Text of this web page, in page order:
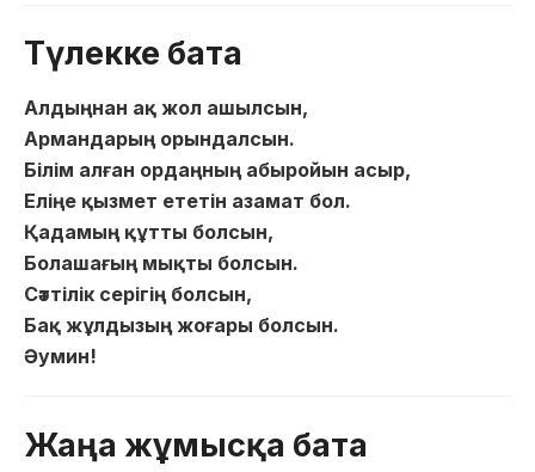
Түлекке бата
Алдыңнан ақ жол ашылсын,
Армандарың орындалсын.
Білім алған ордаңның абыройын асыр,
Еліңе қызмет ететін азамат бол.
Қадамың құтты болсын,
Болашағың мықты болсын.
Сәттілік серігің болсын,
Бақ жұлдызың жоғары болсын.
Әумин!
Жаңа жұмысқа бата